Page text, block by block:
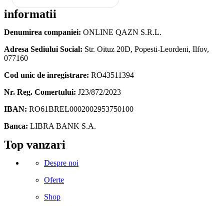
informatii
Denumirea companiei: ONLINE QAZN S.R.L.
Adresa Sediului Social: Str. Oituz 20D, Popesti-Leordeni, Ilfov,
077160
Cod unic de inregistrare: RO43511394
Nr. Reg. Comertului: J23/872/2023
IBAN: RO61BREL0002002953750100
Banca: LIBRA BANK S.A.
Facebook
Instagram
Linkedin
Snapchat
Tik-
tok
Telegram
Top vanzari
Despre noi
Oferte
Shop